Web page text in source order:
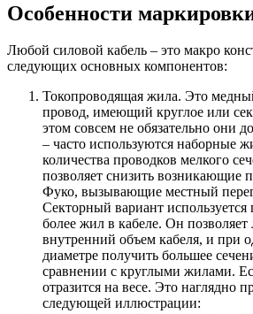
Особенности
Любой силовой кабель – это макро
следующих основных компонентов:
Токопроводящая жила. Это
провод, имеющий круглое или
этом совсем не обязательно они
– часто используются наборные
количества проводков мелкого
позволяет снизить возникающие
Фуко, вызывающие местный
Секторный вариант
более жил в кабеле. Он
внутренний объем кабеля, и при
диаметре получить большее
сравнении с круглыми жилами.
отразится на весе. Это наглядно
следующей иллюстрации: